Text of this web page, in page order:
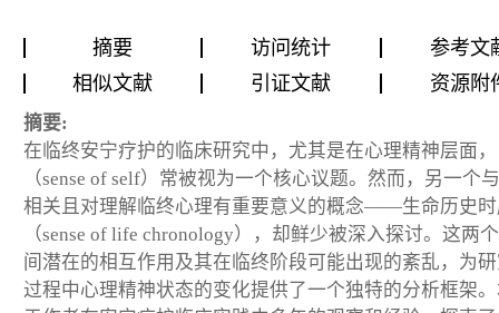
摘要 访问统计
参考文
相似文献
引证文献 资源附
摘要:
在临终安宁疗护的临床研究中，尤其是在心理精神层面
（sense of self）常被视为一个核心议题。然而，另一个
相关且对理解临终心理有重要意义的概念——生命历史
（sense of life chronology），却鲜少被深入探讨。这两
间潜在的相互作用及其在临终阶段可能出现的紊乱，为
过程中心理精神状态的变化提供了一个独特的分析框架